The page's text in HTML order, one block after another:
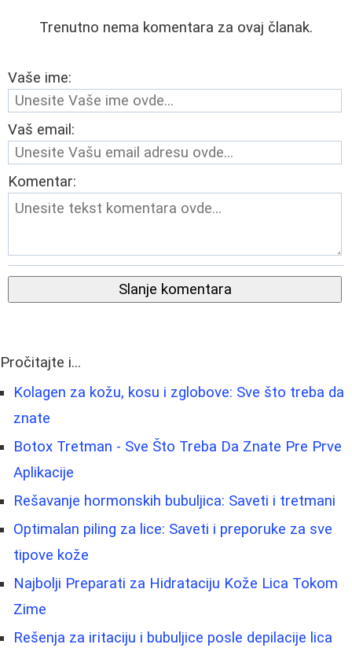
Trenutno nema komentara za ovaj članak.
Vaše ime:
Vaš email:
Komentar:
Slanje komentara
Pročitajte i...
Kolagen za kožu, kosu i zglobove: Sve što treba da
znate
Botox Tretman - Sve Što Treba Da Znate Pre Prve
Aplikacije
Rešavanje hormonskih bubuljica: Saveti i tretmani
Optimalan piling za lice: Saveti i preporuke za sve
tipove kože
Najbolji Preparati za Hidrataciju Kože Lica Tokom
Zime
Rešenja za iritaciju i bubuljice posle depilacije lica